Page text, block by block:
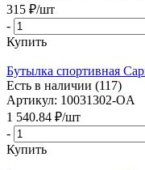
315 ₽/шт
-
Купить
Бутылка спортивная
Есть в наличии (117)
Артикул: 10031302-OA
1 540.84 ₽/шт
-
Купить